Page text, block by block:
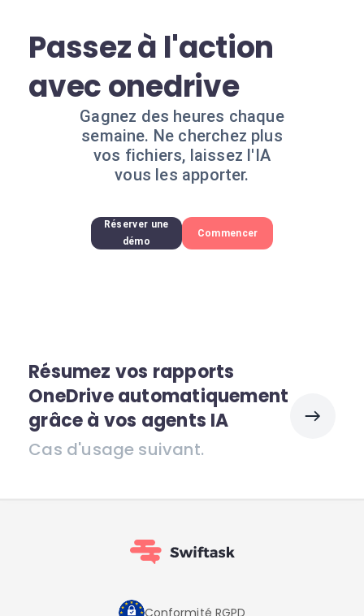
Passez à l'action
avec onedrive
Gagnez des heures chaque
semaine. Ne cherchez plus
vos fichiers, laissez l'IA
vous les apporter.
Réserver une
démo
Commencer
Résumez vos rapports
OneDrive automatiquement
grâce à vos agents IA
Cas d'usage suivant.
Conformité RGPD